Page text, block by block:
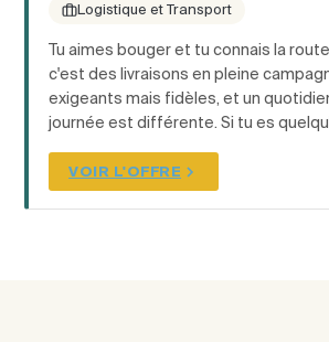
Logistique et Transport
Tu aimes bouger et tu connais la
c'est des livraisons en pleine
exigeants mais fidèles, et un
journée est différente. Si tu es
VOIR L'OFFRE